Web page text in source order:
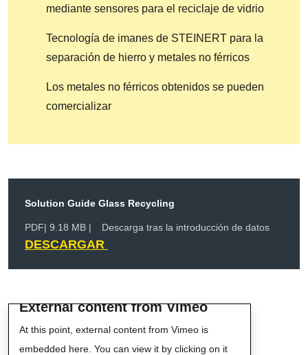
mediante sensores para el reciclaje de vidrio
Tecnología de imanes de STEINERT para la
separación de hierro y metales no férricos
Los metales no férricos obtenidos se pueden
comercializar
Solution Guide Glass Recycling
PDF| 9.18 MB | Descarga tras la introducción de datos
DESCARGAR
External content from Vimeo
At this point, external content from Vimeo is
embedded here. You can view it by clicking on it